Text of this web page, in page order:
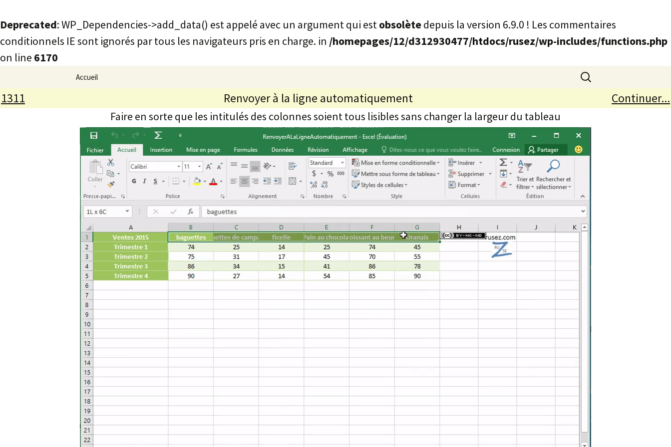
Deprecated: WP_Dependencies->add_data() est appelé avec un argument qui estobsolètedepuis la version 6.9.0 ! Les commentaires
conditionnels IE sont ignorés par tous les navigateurs pris en charge. in /homepages/12/d312930477/htdocs/rusez/wp-includes/functions.php
on line 6170
rusez.com
Animations
Aller
contenu
Accueil Rechercher :
1311 Renvoyer à la ligne automatiquement Continuer...
Faire en sorte que les intitulés des colonnes soient tous lisibles sans changer la largeur du tableau